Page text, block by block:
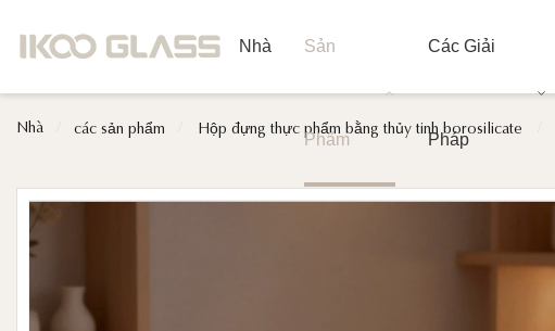
Nhà Sản
Phẩm
Các Giải
Pháp
Nhà các sản phẩm Hộp đựng thực phẩm bằng thủy tinh borosilicate